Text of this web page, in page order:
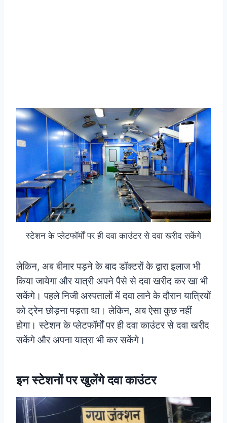
स्टेशन के प्लेटफॉर्मों पर ही दवा काउंटर से दवा खरीद सकेंगे
लेकिन, अब बीमार पड़ने के बाद डॉक्टरों के द्वारा इलाज भी
किया जायेगा और यात्री अपने पैसे से दवा खरीद कर खा भी
सकेंगे। पहले निजी अस्पतालों में दवा लाने के दौरान यात्रियों
को ट्रेन छोड़ना पड़ता था। लेकिन, अब ऐसा कुछ नहीं
होगा। स्टेशन के प्लेटफॉर्मों पर ही दवा काउंटर से दवा खरीद
सकेंगे और अपना यात्रा भी कर सकेंगे।
इन स्टेशनों पर खुलेंगे दवा काउंटर